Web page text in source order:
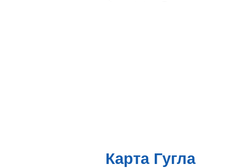
Карта Гугла